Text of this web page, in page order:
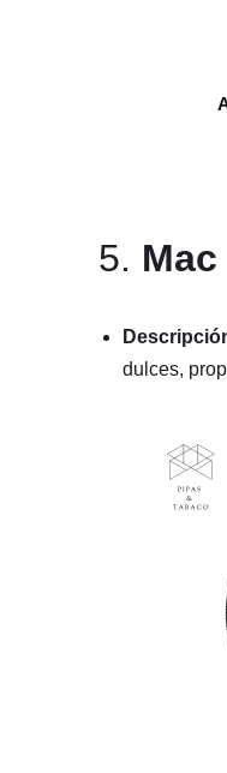
5.
dulces,